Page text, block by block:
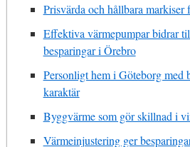
Prisvärda och hållbara
Effektiva värmepumpar bidrar
besparingar i Örebro
Personligt hem i Göteborg med
karaktär
Byggvärme som gör skillnad i
Värmeinjustering ger